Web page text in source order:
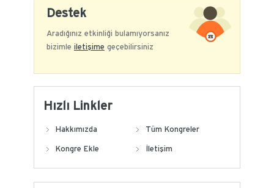
Destek
Aradığınız etkinliği bulamıyorsanız
bizimle iletişime geçebilirsiniz
Hızlı Linkler
Hakkımızda Tüm Kongreler
Kongre Ekle İletişim